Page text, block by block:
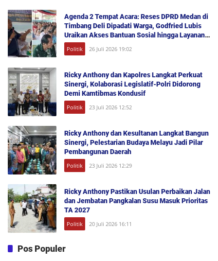
Agenda 2 Tempat Acara: Reses DPRD Medan di
Timbang Deli Dipadati Warga, Godfried Lubis
Uraikan Akses Bantuan Sosial hingga Layanan
UHC
Politik 26 Juli 2026 19:02
Ricky Anthony dan Kapolres Langkat Perkuat
Sinergi, Kolaborasi Legislatif-Polri Didorong
Demi Kamtibmas Kondusif
Politik 23 Juli 2026 12:52
Ricky Anthony dan Kesultanan Langkat Bangun
Sinergi, Pelestarian Budaya Melayu Jadi Pilar
Pembangunan Daerah
Politik 23 Juli 2026 12:29
Ricky Anthony Pastikan Usulan Perbaikan Jalan
dan Jembatan Pangkalan Susu Masuk Prioritas
TA 2027
Politik 20 Juli 2026 16:11
Pos Populer